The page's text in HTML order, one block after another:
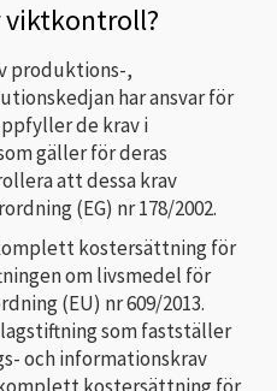
produktions-,
har ansvar för
de krav i
gäller för deras
att dessa krav
(EG) nr 178/2002.
kostersättning för
om livsmedel för
(EU) nr 609/2013.
som fastställer
och informationskrav